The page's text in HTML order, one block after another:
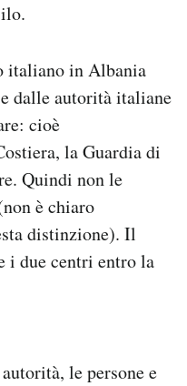
italiano in Albania
dalle autorità italiane
cioè
la Guardia di
Quindi non le
è chiaro
distinzione). Il
i due centri entro la
le persone e